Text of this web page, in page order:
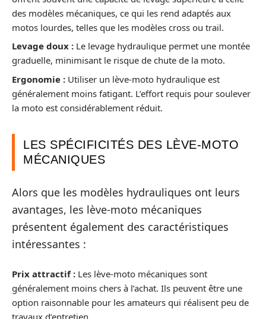
des modèles mécaniques, ce qui les rend adaptés aux
motos lourdes, telles que les modèles cross ou trail.
Levage doux : Le levage hydraulique permet une montée
graduelle, minimisant le risque de chute de la moto.
Ergonomie : Utiliser un lève-moto hydraulique est
généralement moins fatigant. L’effort requis pour soulever
la moto est considérablement réduit.
LES SPÉCIFICITÉS DES LÈVE-MOTO
MÉCANIQUES
Alors que les modèles hydrauliques ont leurs
avantages, les lève-moto mécaniques
présentent également des caractéristiques
intéressantes :
Prix attractif : Les lève-moto mécaniques sont
généralement moins chers à l’achat. Ils peuvent être une
option raisonnable pour les amateurs qui réalisent peu de
travaux d’entretien.